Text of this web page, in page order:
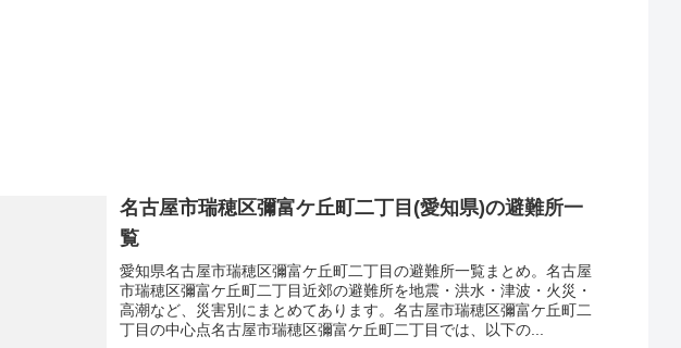
名古屋市瑞穂区彌富ケ丘町二丁目(愛知県)の避難所一
覧
愛知県名古屋市瑞穂区彌富ケ丘町二丁目の避難所一覧まとめ。名古屋
市瑞穂区彌富ケ丘町二丁目近郊の避難所を地震・洪水・津波・火災・
高潮など、災害別にまとめてあります。名古屋市瑞穂区彌富ケ丘町二
丁目の中心点名古屋市瑞穂区彌富ケ丘町二丁目では、以下の...